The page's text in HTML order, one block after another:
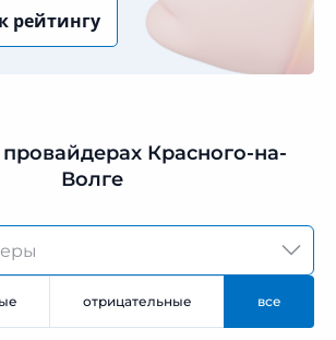
рейтингу
Красного-на-
Волге
отрицательные все